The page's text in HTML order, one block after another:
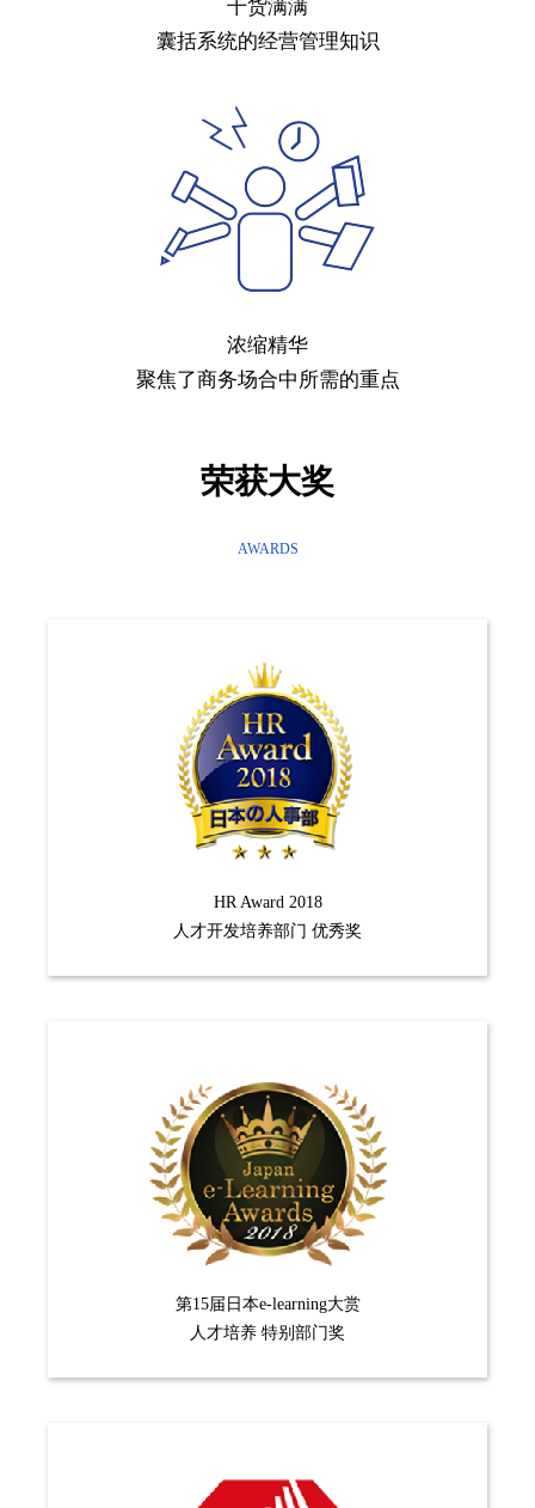
干货满满
囊括系统的经营管理知识
浓缩精华
聚焦了商务场合中所需的重点
荣获大奖
AWARDS
HR Award 2018
人才开发培养部门 优秀奖
第15届日本e-learning大赏
人才培养 特别部门奖